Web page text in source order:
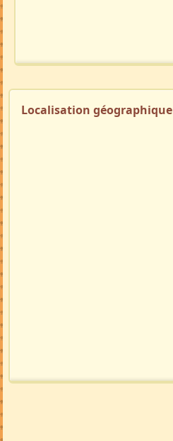
Localisation géographique